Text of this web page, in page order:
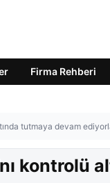
Firma Rehberi
tutmaya devam
kontrolü